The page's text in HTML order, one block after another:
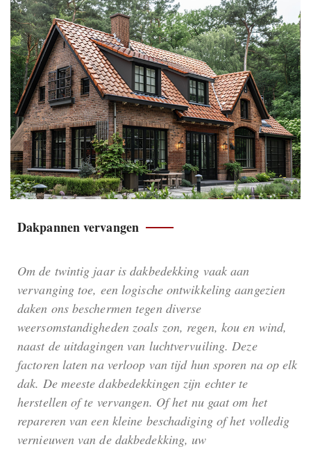
Dakpannen vervangen
Om de twintig jaar is dakbedekking vaak aan
vervanging toe, een logische ontwikkeling aangezien
daken ons beschermen tegen diverse
weersomstandigheden zoals zon, regen, kou en wind,
naast de uitdagingen van luchtvervuiling. Deze
factoren laten na verloop van tijd hun sporen na op elk
dak. De meeste dakbedekkingen zijn echter te
herstellen of te vervangen. Of het nu gaat om het
repareren van een kleine beschadiging of het volledig
vernieuwen van de dakbedekking, uw